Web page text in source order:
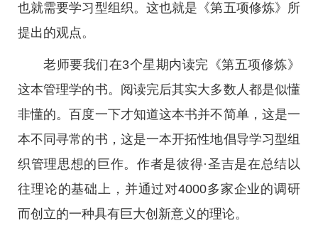
也就需要学习型组织。这也就是《第五项修炼》所
提出的观点。
老师要我们在3个星期内读完《第五项修炼》
这本管理学的书。阅读完后其实大多数人都是似懂
非懂的。百度一下才知道这本书并不简单，这是一
本不同寻常的书，这是一本开拓性地倡导学习型组
织管理思想的巨作。作者是彼得·圣吉是在总结以
往理论的基础上，并通过对4000多家企业的调研
而创立的一种具有巨大创新意义的理论。